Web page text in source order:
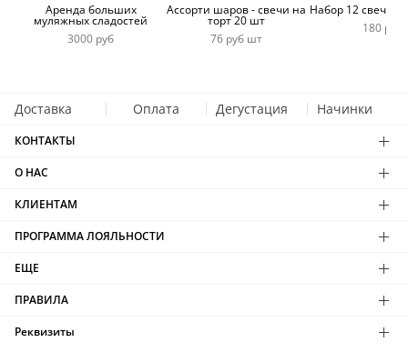
Аренда больших
муляжных сладостей
3000 руб
Ассорти шаров - свечи на
торт 20 шт
76 руб шт
Набор 12 свечей
180 руб
Доставка Оплата Дегустация Начинки
КОНТАКТЫ
О НАС
КЛИЕНТАМ
ПРОГРАММА ЛОЯЛЬНОСТИ
ЕЩЕ
ПРАВИЛА
Реквизиты